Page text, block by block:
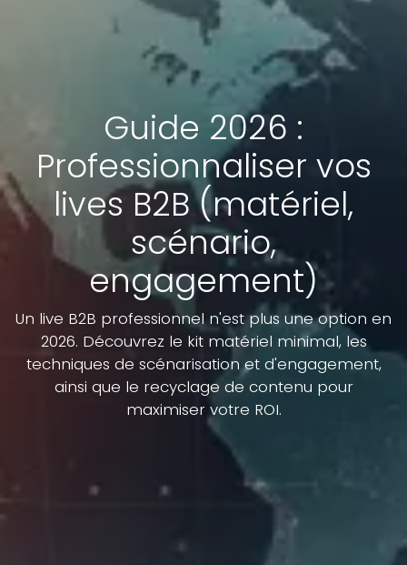
Guide 2026 :
Professionnaliser vos
lives B2B (matériel,
scénario,
engagement)
Un live B2B professionnel n'est plus une option en
2026. Découvrez le kit matériel minimal, les
techniques de scénarisation et d'engagement,
ainsi que le recyclage de contenu pour
maximiser votre ROI.